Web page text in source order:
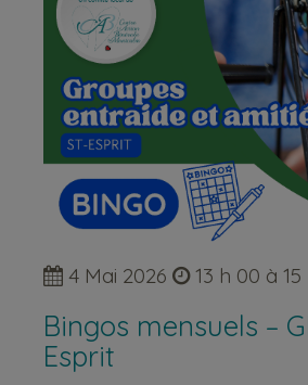
4 Mai 2026 13 h 00 à 15
Bingos mensuels –
Esprit